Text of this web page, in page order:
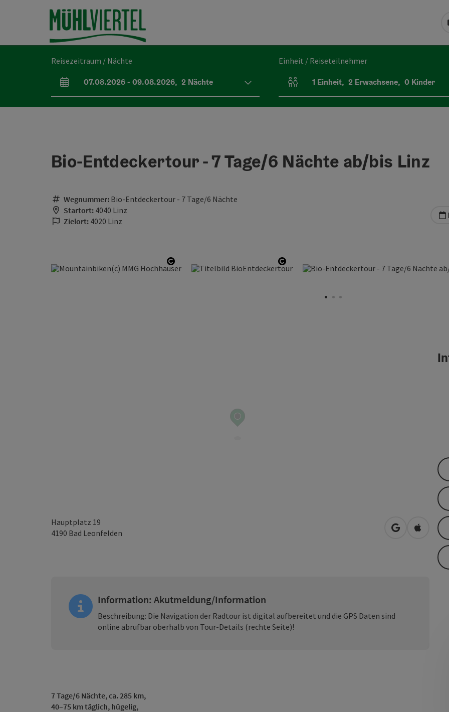
Zum InhaltAccesskey
[0]
Zur NavigationAccesskey
[1]
Zum SeitenanfangAccesskey
[2]
Zur KontaktseiteAccesskey
[3]
Zur Suche Accesskey
[4]
Zum ImpressumAccesskey
[5]
Zu den Hinweisen zur Bedienung der Website
Zur StartseiteAccesskey
[7]
Reisezeitraum / Nächte
An- und Abreisefelder
07.08.2026- 09.08.2026, 2 Nächte
Einheit / Reiseteilnehmer
Einheitenanzahl und Personenfelder
1 Einheit, 2 Erwachsene, 0 Kinder
Bio-Entdeckertour - 7 Tage/6 Nächte ab/bis Linz
Wegnummer: Bio-Entdeckertour - 7 Tage/6 Nächte
Startort: 4040 Linz
Zielort: 4020 Linz
Copyright öffnen Copyright öffnen
Hauptplatz 19
4190 Bad Leonfelden in Google
in
Information: Akutmeldung/Information
Beschreibung: Die Navigation der Radtour ist digital aufbereitet und die GPS Daten sind
online abrufbar oberhalb von Tour-Details (rechte Seite)!
7 Tage/6 Nächte, ca. 285 km,
40–75 km täglich, hügelig,